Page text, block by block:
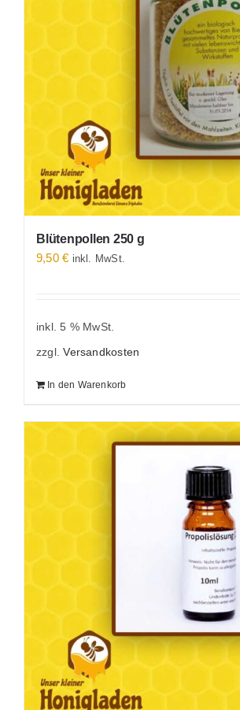
Blütenpollen 250 g
9,50€ inkl. MwSt.
inkl. 5 % MwSt.
zzgl.Versandkosten
In den Warenkorb